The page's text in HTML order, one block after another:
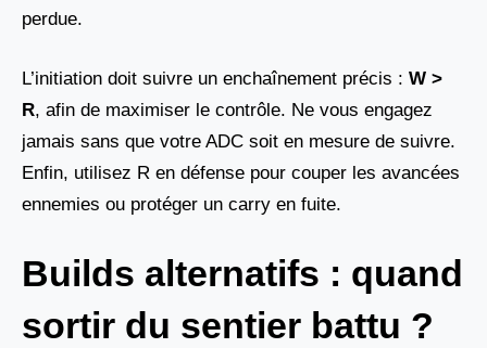
perdue.
L’initiation doit suivre un enchaînement précis : W >
R, afin de maximiser le contrôle. Ne vous engagez
jamais sans que votre ADC soit en mesure de suivre.
Enfin, utilisez R en défense pour couper les avancées
ennemies ou protéger un carry en fuite.
Builds alternatifs : quand
sortir du sentier battu ?